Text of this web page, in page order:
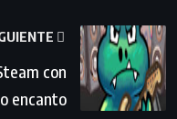
con
encanto